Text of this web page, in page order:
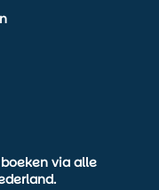
via alle